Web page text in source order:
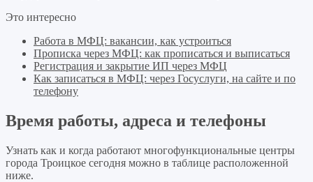
Это интересно
Работа в МФЦ: вакансии, как устроиться
Прописка через МФЦ: как прописаться и выписаться
Регистрация и закрытие ИП через МФЦ
Как записаться в МФЦ: через Госуслуги, на сайте и по
телефону
Время работы, адреса и телефоны
Узнать как и когда работают многофункциональные центры
города Троицкое сегодня можно в таблице расположенной
ниже.